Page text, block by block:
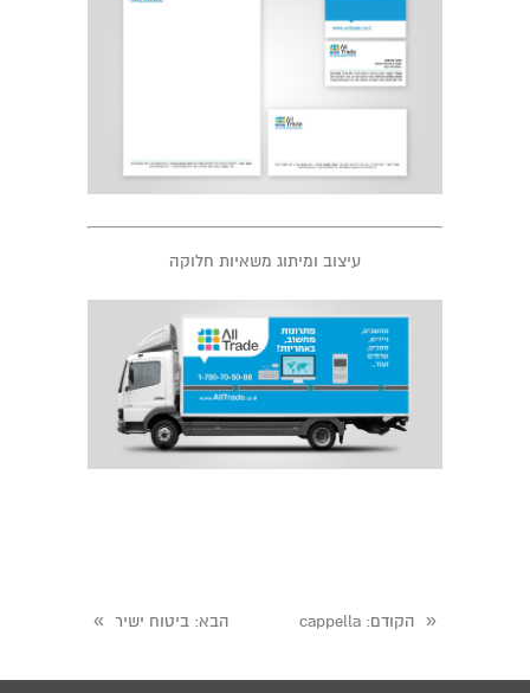
עיצוב ומיתוג משאיות חלוקה
« הקודם: cappella הבא: ביטוח ישיר »